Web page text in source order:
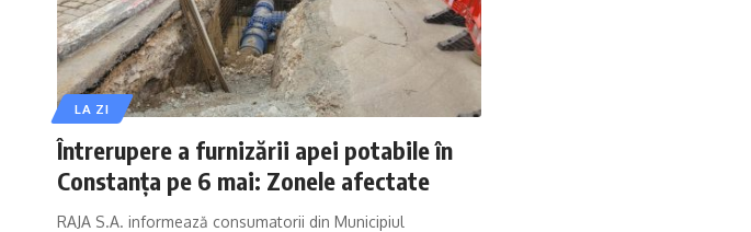
LA ZI
Întrerupere a furnizării apei potabile în
Constanța pe 6 mai: Zonele afectate
RAJA S.A. informează consumatorii din Municipiul